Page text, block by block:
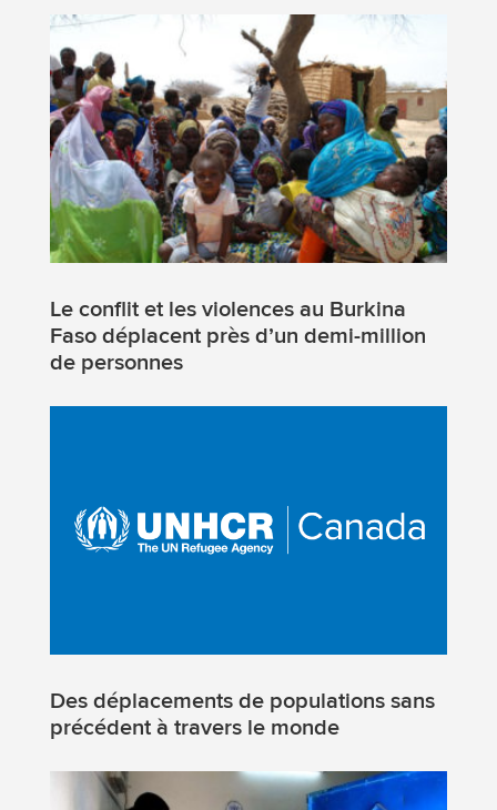
Le conflit et les violences au Burkina
Faso déplacent près d’un demi-million
de personnes
Des déplacements de populations sans
précédent à travers le monde